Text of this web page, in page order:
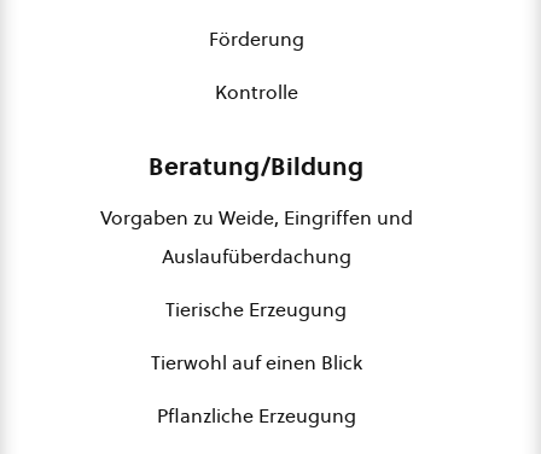
Förderung
Kontrolle
Beratung/Bildung
Vorgaben zu Weide, Eingriffen und
Auslaufüberdachung
Tierische Erzeugung
Tierwohl auf einen Blick
Pflanzliche Erzeugung